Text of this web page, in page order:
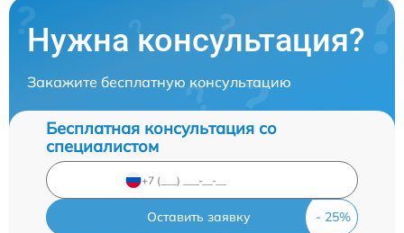
Нужна консультация?
Закажите бесплатную консультацию
Бесплатная консультация со
специалистом
Оставить заявку